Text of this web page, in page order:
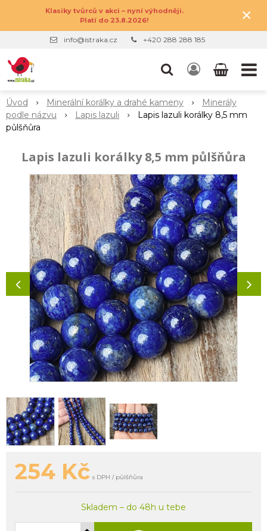
Klasiky tvůrců v akci – nyní výhodněji.
Platí do 23.8.2026!
×
info@istraka.cz +420 288 288 185
Úvod Minerální korálky a drahé kameny
Minerály
podle názvu
Lapis lazuli
Lapis lazuli korálky 8,5 mm
půlšňůra
Lapis lazuli korálky 8,5 mm půlšňůra
254 Kč s DPH / půlšňůra
Skladem – do 48h u tebe